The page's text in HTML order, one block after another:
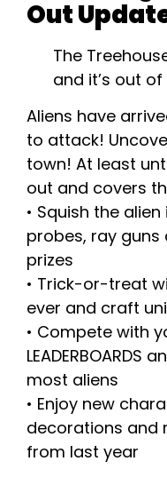
Out
The
and it’s out
Aliens have
to attack!
town! At least
out and covers
• Squish the
probes, ray
prizes
• Trick-or-treat
ever and craft
• Compete with
most aliens
• Enjoy new
decorations and
from last year